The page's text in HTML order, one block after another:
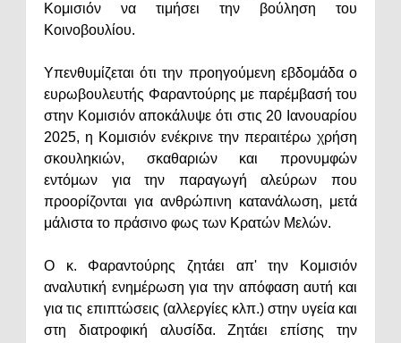
Κομισιόν να τιμήσει την βούληση του
Κοινοβουλίου.
Υπενθυμίζεται ότι την προηγούμενη εβδομάδα ο
ευρωβουλευτής Φαραντούρης με παρέμβασή του
στην Κομισιόν αποκάλυψε ότι στις 20 Ιανουαρίου
2025, η Κομισιόν ενέκρινε την περαιτέρω χρήση
σκουληκιών, σκαθαριών και προνυμφών
εντόμων για την παραγωγή αλεύρων που
προορίζονται για ανθρώπινη κατανάλωση, μετά
μάλιστα το πράσινο φως των Κρατών Μελών.
Ο κ. Φαραντούρης ζητάει απ' την Κομισιόν
αναλυτική ενημέρωση για την απόφαση αυτή και
για τις επιπτώσεις (αλλεργίες κλπ.) στην υγεία και
στη διατροφική αλυσίδα. Ζητάει επίσης την